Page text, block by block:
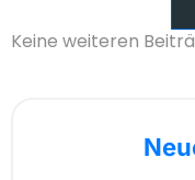
Keine weiteren